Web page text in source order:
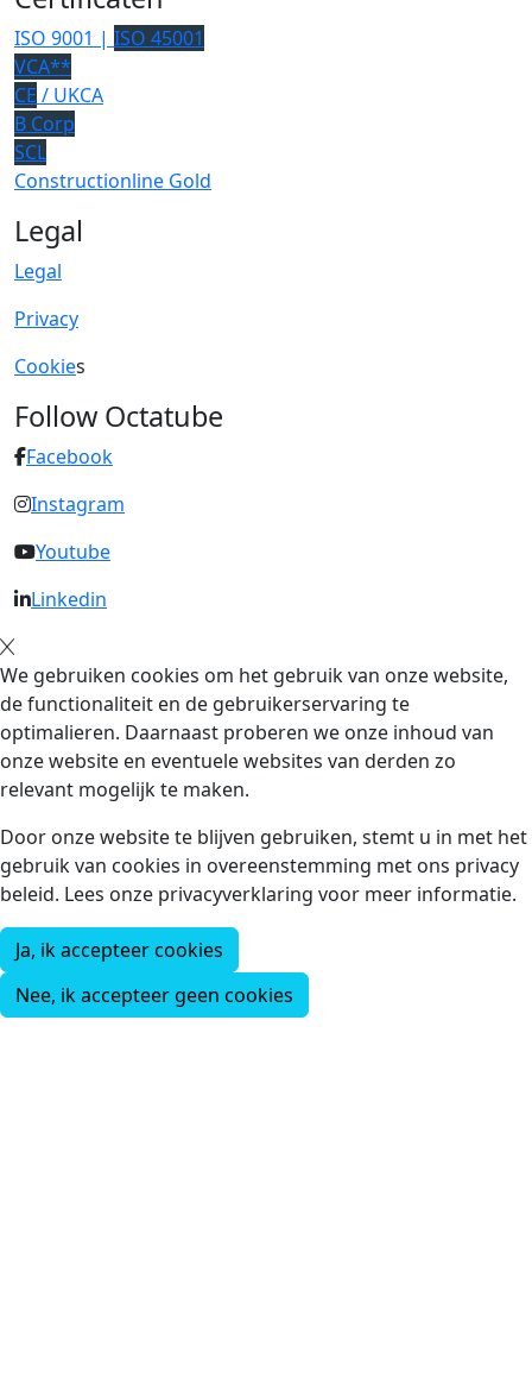
ISO 9001 | ISO 45001
VCA**
CE / UKCA
B Corp
SCL
Constructionline Gold
Legal
Legal
Privacy
Cookies
Follow Octatube
Facebook
Instagram
Youtube
Linkedin
We gebruiken cookies om het gebruik van onze website,
de functionaliteit en de gebruikerservaring te
optimalieren. Daarnaast proberen we onze inhoud van
onze website en eventuele websites van derden zo
relevant mogelijk te maken.
Door onze website te blijven gebruiken, stemt u in met het
gebruik van cookies in overeenstemming met ons privacy
beleid. Lees onze privacyverklaring voor meer informatie.
Ja, ik accepteer cookies
Nee, ik accepteer geen cookies